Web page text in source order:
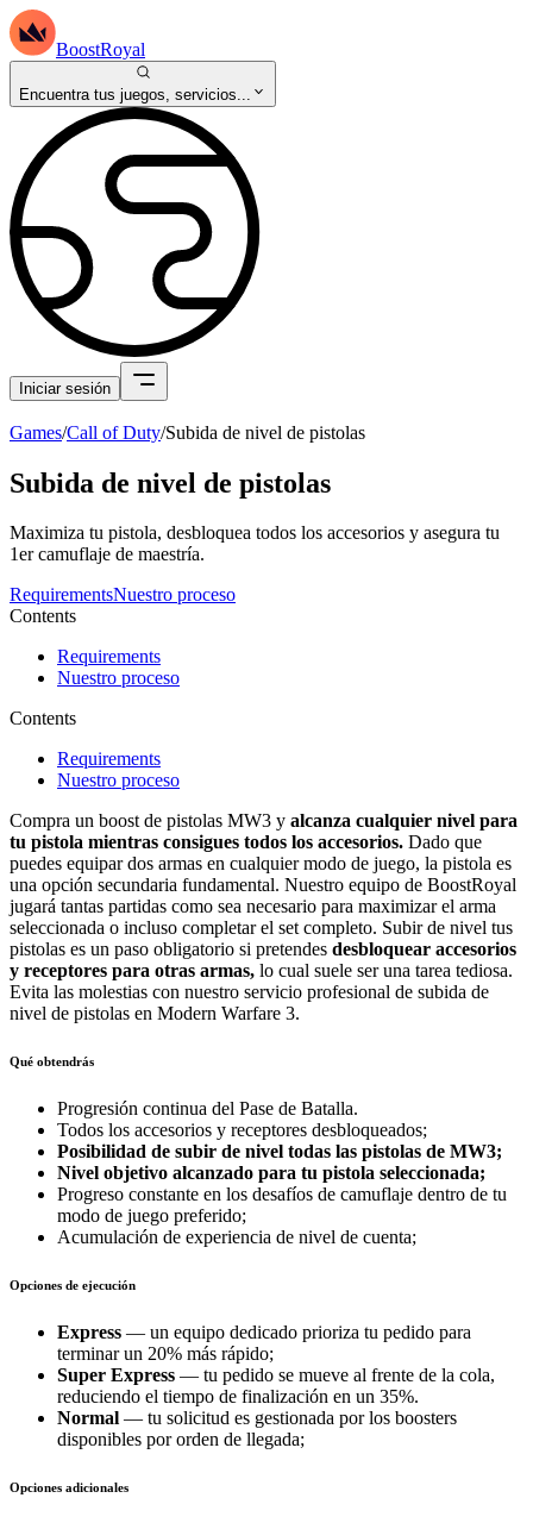
BoostRoyal
Encuentra tus juegos, servicios...
Iniciar sesión
Games/Call of Duty/Subida de nivel de pistolas
Subida de nivel de pistolas
Maximiza tu pistola, desbloquea todos los accesorios y asegura tu
1er camuflaje de maestría.
RequirementsNuestro proceso
Contents
Requirements
Nuestro proceso
Contents
Requirements
Nuestro proceso
Compra un boost de pistolas MW3 y alcanza cualquier nivel para
tu pistola mientras consigues todos los accesorios. Dado que
puedes equipar dos armas en cualquier modo de juego, la pistola es
una opción secundaria fundamental. Nuestro equipo de BoostRoyal
jugará tantas partidas como sea necesario para maximizar el arma
seleccionada o incluso completar el set completo. Subir de nivel tus
pistolas es un paso obligatorio si pretendes desbloquear accesorios
y receptores para otras armas, lo cual suele ser una tarea tediosa.
Evita las molestias con nuestro servicio profesional de subida de
nivel de pistolas en Modern Warfare 3.
Qué obtendrás
Progresión continua del Pase de Batalla.
Todos los accesorios y receptores desbloqueados;
Posibilidad de subir de nivel todas las pistolas de MW3;
Nivel objetivo alcanzado para tu pistola seleccionada;
Progreso constante en los desafíos de camuflaje dentro de tu
modo de juego preferido;
Acumulación de experiencia de nivel de cuenta;
Opciones de ejecución
Express — un equipo dedicado prioriza tu pedido para
terminar un 20% más rápido;
Super Express — tu pedido se mueve al frente de la cola,
reduciendo el tiempo de finalización en un 35%.
Normal — tu solicitud es gestionada por los boosters
disponibles por orden de llegada;
Opciones adicionales